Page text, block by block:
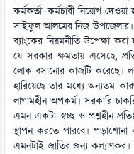
কর্মকর্তা–কর্মচারী নিয়োগ
সাইফুল আলমের নিজ উপজেলার।
ব্যাংকের নিয়মনীতি উপেক্ষা
যে সরকার ক্ষমতায় এসেছে,
লোক বসানোর কাজটি করেছে।
হারিয়েছে তার মধ্যে অন্যতম
লাগামহীন অপকর্ম। সরকারি
এমন একটা স্বচ্ছ ও প্রশ্নহীন
স্থাপন করতে পারবে। পড়াশোনা
এমনটাই জাতির জন্য কল্যাণকর।